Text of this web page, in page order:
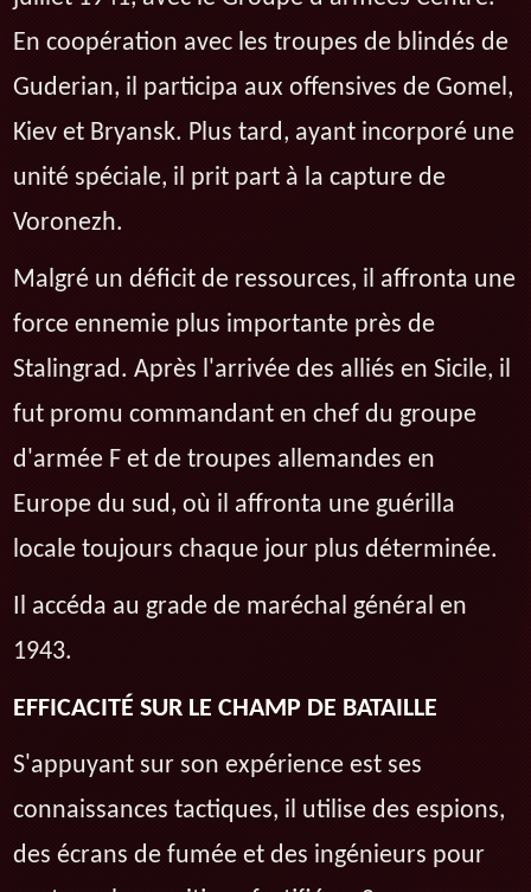
En coopération avec les troupes de blindés de
Guderian, il participa aux offensives de Gomel,
Kiev et Bryansk. Plus tard, ayant incorporé une
unité spéciale, il prit part à la capture de
Voronezh.
Malgré un déficit de ressources, il affronta une
force ennemie plus importante près de
Stalingrad. Après l'arrivée des alliés en Sicile, il
fut promu commandant en chef du groupe
d'armée F et de troupes allemandes en
Europe du sud, où il affronta une guérilla
locale toujours chaque jour plus déterminée.
Il accéda au grade de maréchal général en
1943.
EFFICACITÉ SUR LE CHAMP DE BATAILLE
S'appuyant sur son expérience est ses
connaissances tactiques, il utilise des espions,
des écrans de fumée et des ingénieurs pour